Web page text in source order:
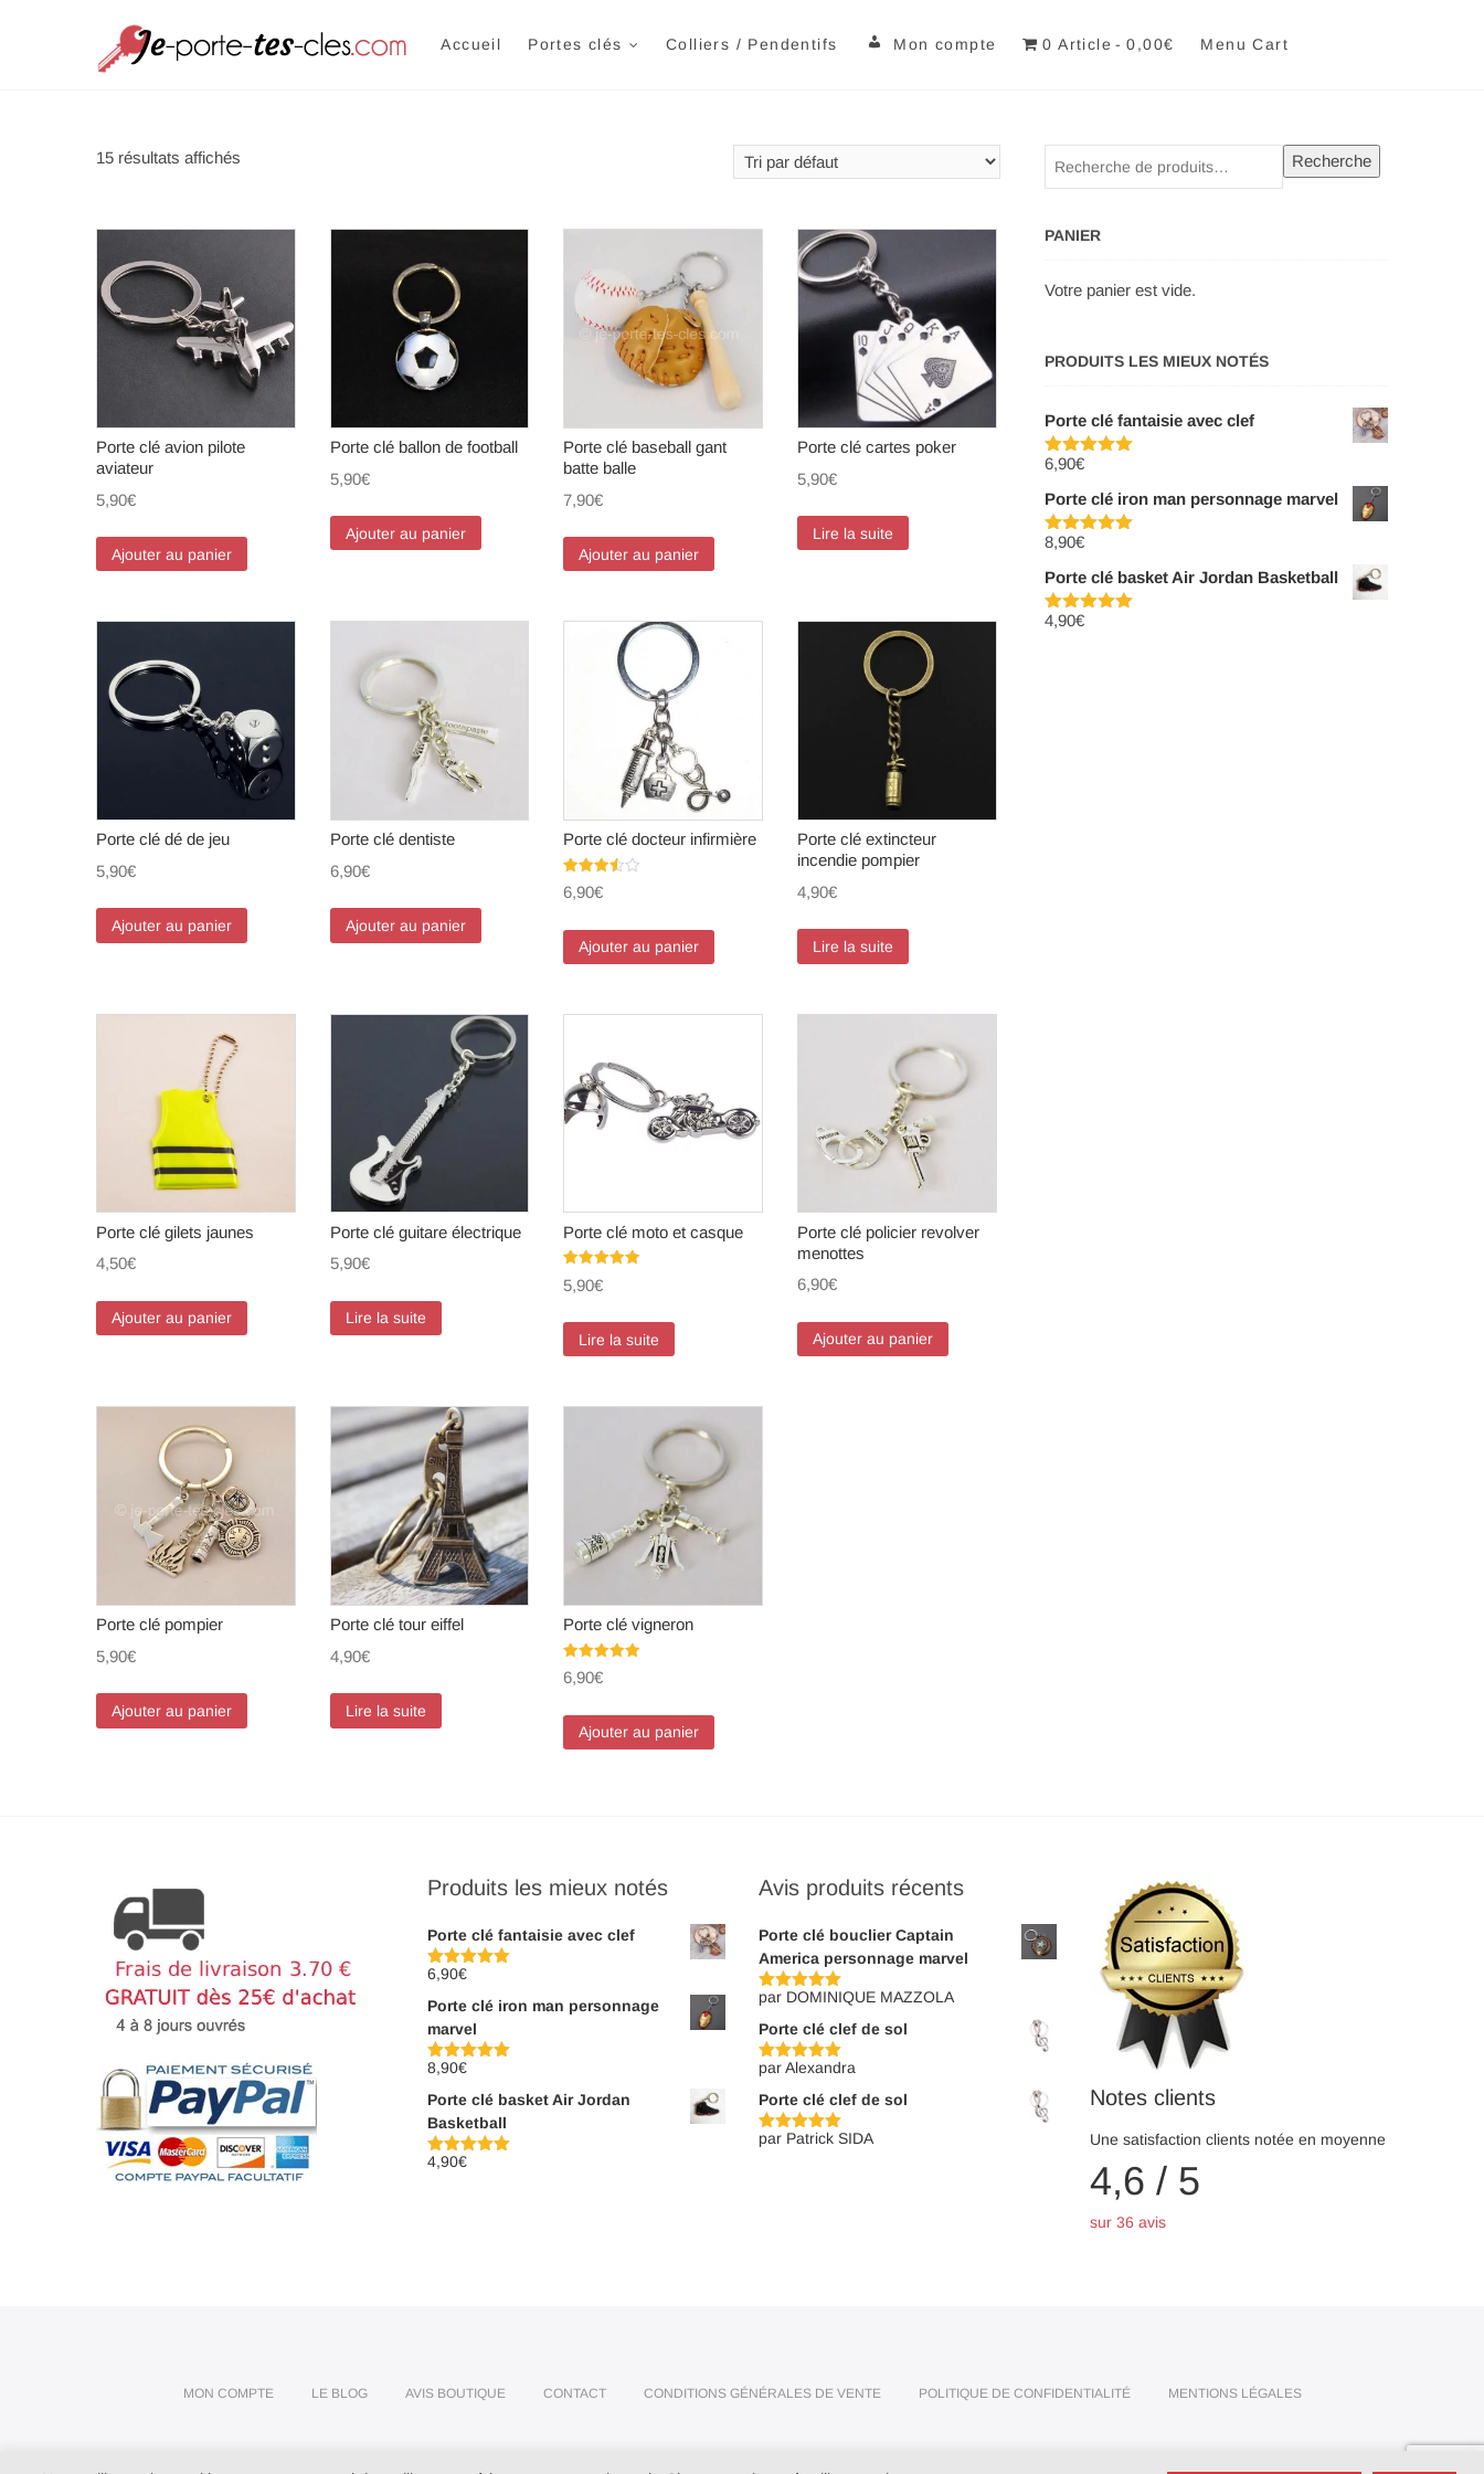
Je porte tes cles.com
Accueil Portes clés Colliers / Pendentifs Mon compte 0 Article 0,00€ Menu Cart
15 résultats affichés
Porte clé avion pilote
aviateur
5,90€
Ajouter au panier
Porte clé ballon de football
5,90€
Ajouter au panier
Porte clé baseball gant
batte balle
7,90€
Ajouter au panier
Porte clé cartes poker
5,90€
Lire la suite
Porte clé dé de jeu
5,90€
Ajouter au panier
Porte clé dentiste
6,90€
Ajouter au panier
Porte clé docteur infirmière
Note
3.50
6,90€
Ajouter au panier
Porte clé extincteur
incendie pompier
4,90€
Lire la suite
Porte clé gilets jaunes
4,50€
Ajouter au panier
Porte clé guitare électrique
5,90€
Lire la suite
Porte clé moto et casque
Note
5.00
5,90€
Lire la suite
Porte clé policier revolver
menottes
6,90€
Ajouter au panier
Porte clé pompier
5,90€
Ajouter au panier
Porte clé tour eiffel
4,90€
Lire la suite
Porte clé vigneron
Note
5.00
6,90€
Ajouter au panier
Recherche
pour :
Recherche
PANIER
Votre panier est vide.
PRODUITS LES MIEUX NOTÉS
Porte clé fantaisie avec clef
Note
6,90€
Porte clé iron man personnage marvel
Note
8,90€
Porte clé basket Air Jordan Basketball
Note
4,90€
Produits les mieux notés
Porte clé fantaisie avec clef
Note5.00
6,90€
Porte clé iron man personnage
marvel
Note5.00
8,90€
Porte clé basket Air Jordan
Basketball
Note5.00
4,90€
Avis produits récents
Porte clé bouclier Captain
America personnage marvel
Note5sur
par DOMINIQUE MAZZOLA
Porte clé clef de sol
Note5sur
par Alexandra
Porte clé clef de sol
Note5sur
par Patrick SIDA
Notes clients
Une satisfaction clients notée en moyenne
4,6 / 5
sur 36 avis
MON COMPTE LE BLOG AVIS BOUTIQUE CONTACT CONDITIONS GÉNÉRALES DE VENTE POLITIQUE DE CONFIDENTIALITÉ MENTIONS LÉGALES